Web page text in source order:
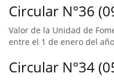
Circular N°36
Valor de la Unidad de
entre el 1 de enero del
Circular N°34